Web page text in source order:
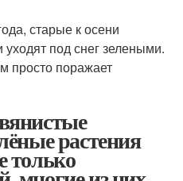
старые к осени
под снег зелеными.
просто поражает
растения
только